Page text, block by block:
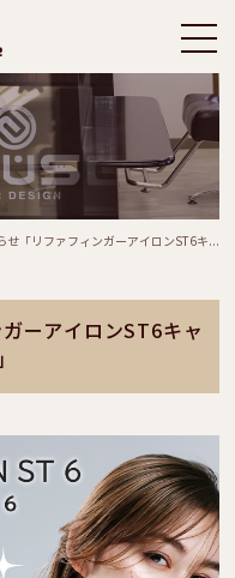
せ「リファフィンガーアイロンST6キ...
ーアイロンST6キャ